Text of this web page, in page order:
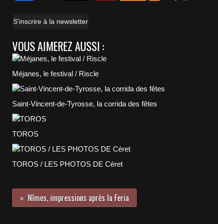
S'inscrire à la newsletter
VOUS AIMEREZ AUSSI :
Méjanes, le festival / Riscle
Saint-Vincent-de-Tyrosse, la corrida des fêtes
TOROS
TOROS / LES PHOTOS DE Céret
Nîmes, impressions après la Feria